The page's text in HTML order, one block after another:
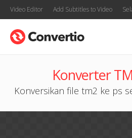
Video Editor Add Subtitles to Video
Konverter
Konversikan file tm2 ke ps